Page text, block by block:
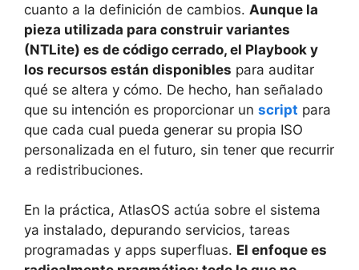
cuanto a la definición de cambios. Aunque la
pieza utilizada para construir variantes
(NTLite) es de código cerrado, el Playbook y
los recursos están disponibles para auditar
qué se altera y cómo. De hecho, han señalado
que su intención es proporcionar un script para
que cada cual pueda generar su propia ISO
personalizada en el futuro, sin tener que recurrir
a redistribuciones.
En la práctica, AtlasOS actúa sobre el sistema
ya instalado, depurando servicios, tareas
programadas y apps superfluas. El enfoque es